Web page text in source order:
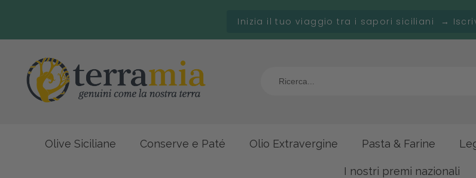
Inizia il tuo viaggio tra i sapori siciliani →
Olive Siciliane Conserve e Paté Olio Extravergine Pasta & Farine
I nostri premi nazionali